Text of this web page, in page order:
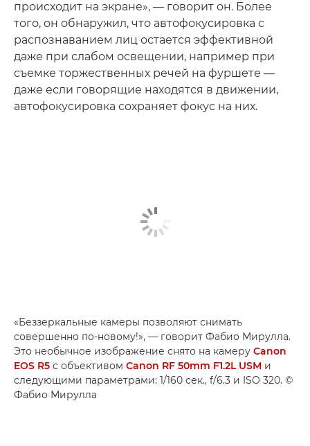
происходит на экране», — говорит он. Более
того, он обнаружил, что автофокусировка с
распознаванием лиц остается эффективной
даже при слабом освещении, например при
съемке торжественных речей на фуршете —
даже если говорящие находятся в движении,
автофокусировка сохраняет фокус на них.
«Беззеркальные камеры позволяют снимать
совершенно по-новому!», — говорит Фабио Мирулла.
Это необычное изображение снято на камеру Canon
EOS R5 с объективом Canon RF 50mm F1.2L USM и
следующими параметрами: 1/160 сек., f/6.3 и ISO 320. ©
Фабио Мирулла